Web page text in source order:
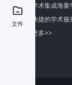
文件
百度学术集成海量
全面快捷的学术
了解更多>>